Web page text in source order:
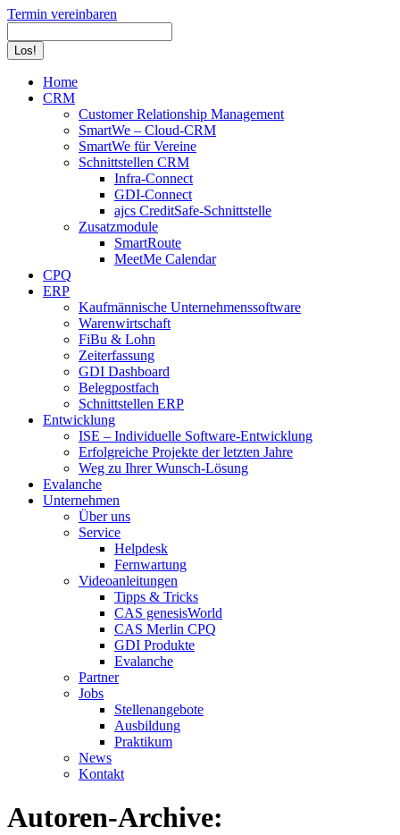
Termin vereinbaren
Home
CRM
Customer Relationship Management
SmartWe – Cloud-CRM
SmartWe für Vereine
Schnittstellen CRM
Infra-Connect
GDI-Connect
ajcs CreditSafe-Schnittstelle
Zusatzmodule
SmartRoute
MeetMe Calendar
CPQ
ERP
Kaufmännische Unternehmenssoftware
Warenwirtschaft
FiBu & Lohn
Zeiterfassung
GDI Dashboard
Belegpostfach
Schnittstellen ERP
Entwicklung
ISE – Individuelle Software-Entwicklung
Erfolgreiche Projekte der letzten Jahre
Weg zu Ihrer Wunsch-Lösung
Evalanche
Unternehmen
Über uns
Service
Helpdesk
Fernwartung
Videoanleitungen
Tipps & Tricks
CAS genesisWorld
CAS Merlin CPQ
GDI Produkte
Evalanche
Partner
Jobs
Stellenangebote
Ausbildung
Praktikum
News
Kontakt
Autoren-Archive: